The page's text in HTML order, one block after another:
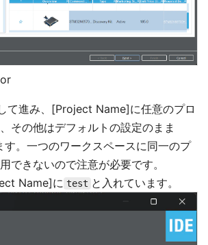
て進み、[Project Name]に任意のプロ
その他はデフォルトの設定のまま
。一つのワークスペースに同一のプ
できないので注意が必要です。
Name]に test と入れています。